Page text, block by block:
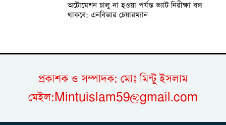
অটোমেশন চালু না হওয়া পর্যন্ত ভ্যাট নিরীক্ষা বন্ধ
থাকবে: এনবিআর চেয়ারম্যান
প্রকাশক ও সম্পাদক: মোঃ মিন্টু ইসলাম
মেইল:Mintuislam59@gmail.com